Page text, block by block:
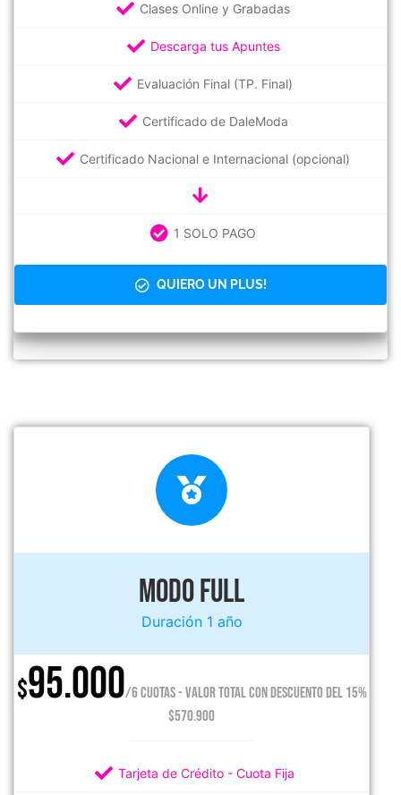
Clases Online y Grabadas
Descarga tus Apuntes
Evaluación Final (TP. Final)
Certificado de DaleModa
Certificado Nacional e Internacional (opcional)
1 SOLO PAGO
QUIERO UN PLUS!
MODO FULL
Duración 1 año
$95.000/6 CUOTAS - VALOR TOTAL CON DESCUENTO DEL 15%
$570.900
Tarjeta de Crédito - Cuota Fija